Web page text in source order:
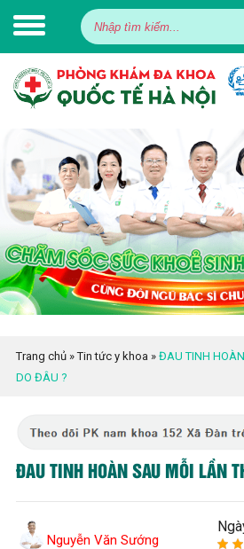
Trang chủ»Tin tức y khoa » ĐAU TINH
DO ĐÂU ?
ĐAU TINH HOÀN SAU MỖI LẦN
Nguyễn Văn Sướng